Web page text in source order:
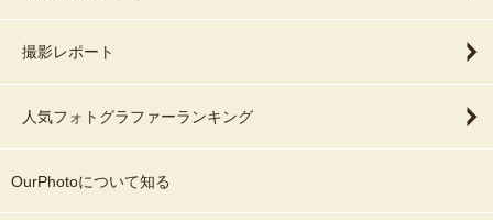
撮影レポート
人気フォトグラファーランキング
OurPhotoについて知る